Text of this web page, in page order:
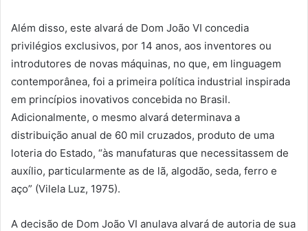
Além disso, este alvará de Dom João VI concedia
privilégios exclusivos, por 14 anos, aos inventores ou
introdutores de novas máquinas, no que, em linguagem
contemporânea, foi a primeira política industrial inspirada
em princípios inovativos concebida no Brasil.
Adicionalmente, o mesmo alvará determinava a
distribuição anual de 60 mil cruzados, produto de uma
loteria do Estado, “às manufaturas que necessitassem de
auxílio, particularmente as de lã, algodão, seda, ferro e
aço” (Vilela Luz, 1975).
A decisão de Dom João VI anulava alvará de autoria de sua